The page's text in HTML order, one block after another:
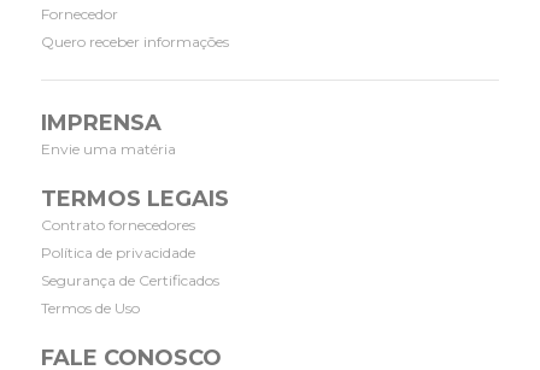
Fornecedor
Quero receber informações
IMPRENSA
Envie uma matéria
TERMOS LEGAIS
Contrato fornecedores
Política de privacidade
Segurança de Certificados
Termos de Uso
FALE CONOSCO